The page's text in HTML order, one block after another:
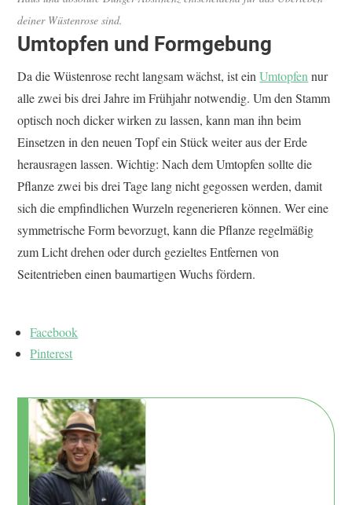
deiner Wüstenrose sind.
Umtopfen und Formgebung
Da die Wüstenrose recht langsam wächst, ist einUmtopfennur
alle zwei bis drei Jahre im Frühjahr notwendig. Um den Stamm
optisch noch dicker wirken zu lassen, kann man ihn beim
Einsetzen in den neuen Topf ein Stück weiter aus der Erde
herausragen lassen. Wichtig: Nach dem Umtopfen sollte die
Pflanze zwei bis drei Tage lang nicht gegossen werden, damit
sich die empfindlichen Wurzeln regenerieren können. Wer eine
symmetrische Form bevorzugt, kann die Pflanze regelmäßig
zum Licht drehen oder durch gezieltes Entfernen von
Seitentrieben einen baumartigen Wuchs fördern.
Facebook
Pinterest